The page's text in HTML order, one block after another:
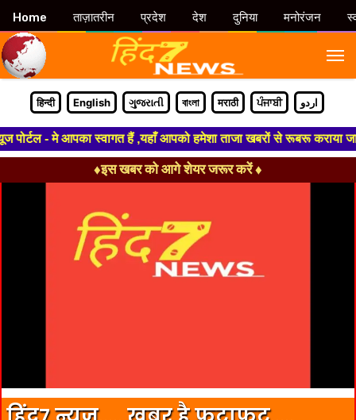
हिन्दी English ગુજરાતી বাংলা मराठी ਪੰਜਾਬੀ اردو
- मे आपका स्वागत हैं ,यहाँ आपको हमेशा ताजा खबरों से रूबरू कराया
♦इस खबर को आगे शेयर जरूर करें ♦
Home ताज़ातरीन प्रदेश देश दुनिया मनोरंजन